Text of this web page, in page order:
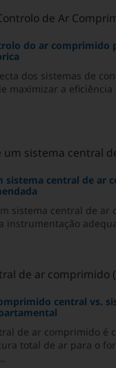
a eficiência de um
do ar comprimido
dos sistemas de
maximizar a
controlo do ar
sistema central de ar
sistema central de ar
instrumentação
um sistema central de
central vs.
de ar comprimido é
total de ar para o